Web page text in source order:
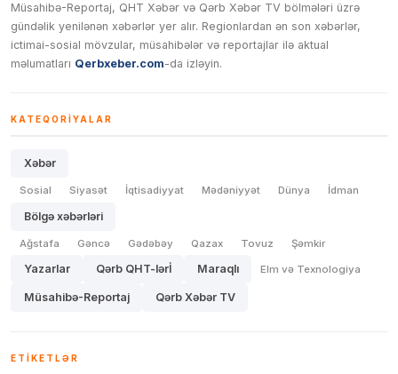
Müsahibə-Reportaj, QHT Xəbər və Qərb Xəbər TV bölmələri üzrə
gündəlik yenilənən xəbərlər yer alır. Regionlardan ən son xəbərlər,
ictimai-sosial mövzular, müsahibələr və reportajlar ilə aktual
məlumatları Qerbxeber.com-da izləyin.
KATEQORIYALAR
Xəbər
Sosial Siyasət İqtisadiyyat Mədəniyyət Dünya İdman
Bölgə xəbərləri
Ağstafa Gəncə Gədəbəy Qazax Tovuz Şəmkir
Yazarlar Qərb QHT-lərİ Maraqlı Elm və Texnologiya
Müsahibə-Reportaj Qərb Xəbər TV
ETIKETLƏR